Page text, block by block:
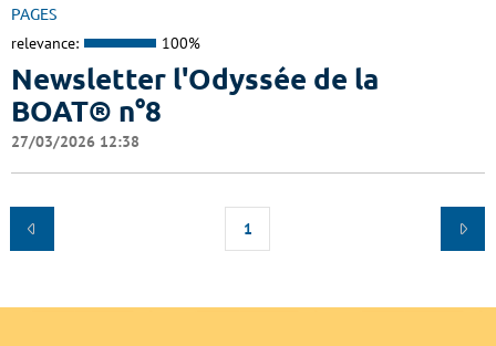
PAGES
relevance: 100%
Newsletter l'Odyssée de la
BOAT® n°8
27/03/2026 12:38
1